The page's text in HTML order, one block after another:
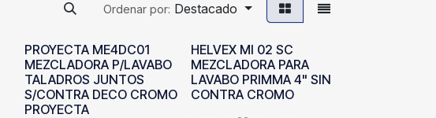
Ordenar por: Destacado
PROYECTA ME4DC01
MEZCLADORA P/LAVABO
TALADROS JUNTOS
S/CONTRA DECO CROMO
PROYECTA
HELVEX MI 02 SC
MEZCLADORA PARA
LAVABO PRIMMA 4" SIN
CONTRA CROMO